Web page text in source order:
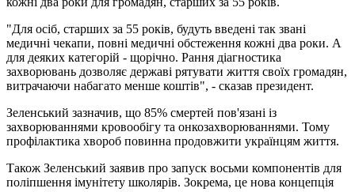
"Для осіб, старших за 55 років, будуть введені так звані
медичні чекапи, повні медичні обстеження кожні два роки. А
для деяких категорій - щорічно. Рання діагностика
захворювань дозволяє державі рятувати життя своїх громадян,
витрачаючи набагато менше коштів", - сказав президент.
Зеленський зазначив, що 85% смертей пов'язані із
захворюваннями кровообігу та онкозахворюваннями. Тому
профілактика хвороб повинна продовжити українцям життя.
Також Зеленський заявив про запуск восьми компонентів для
поліпшення імунітету школярів. Зокрема, це нова концепція